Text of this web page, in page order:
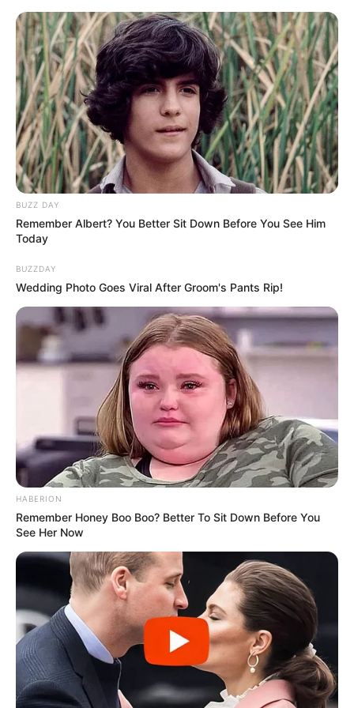
ARTIGOS RECENTES
Hambúrguer de Feijão Fradinho:
do...
Pizza de Forno Caseira: Massa
Leve e Borda Crocante
MASSAS 25 de abril de 2026
Bolo de limão com iogurte sem
glúten irresistível
BUZZ DAY
Remember Albert? You Better Sit Down Before You See Him
Today
BUZZDAY
Wedding Photo Goes Viral After Groom's Pants Rip!
HABERION
Remember Honey Boo Boo? Better To Sit Down Before You
See Her Now